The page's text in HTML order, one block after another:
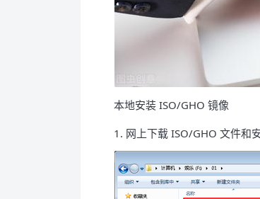
本地安装 ISO/GHO 镜像
1. 网上下载 ISO/GHO 文件和